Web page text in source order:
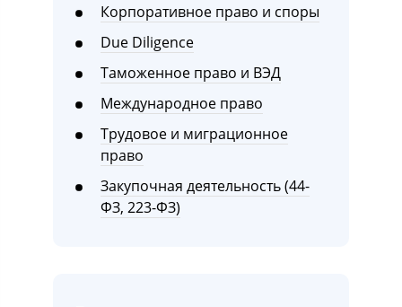
Корпоративное право и споры
Due Diligence
Таможенное право и ВЭД
Международное право
Трудовое и миграционное
право
Закупочная деятельность (44-
ФЗ, 223-ФЗ)